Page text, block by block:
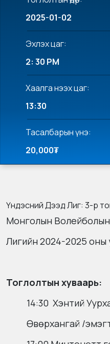
2025-01-02
Эхлэх цаг:
2: 30 PM
Хаалга нээх цаг:
13:30
Тасалбарын үнэ:
20,000₮
Үндэсний Дээд Лиг: 3-р
Монголын
Лигийн 2024-2025 оны
Тоглолтын хуваарь:
14:30 Хэнтий
Өвөрхангай /